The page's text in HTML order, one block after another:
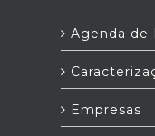
Agenda de
Empresas